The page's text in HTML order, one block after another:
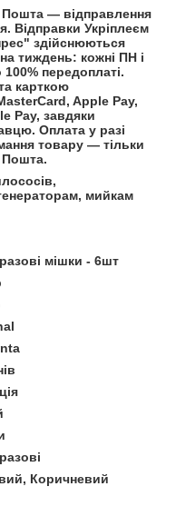
— відправлення
Відправки Укріплеєм
здійснюються
на тиждень: кожні ПН і
передоплаті.
карткою
Apple Pay,
Pay, завдяки
Оплата у разі
товару — тільки
мийкам
мішки - 6шт
Коричневий